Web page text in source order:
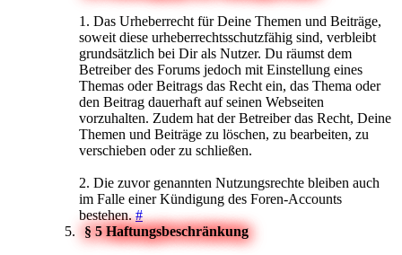
1. Das Urheberrecht für Deine Themen und Beiträge,
soweit diese urheberrechtsschutzfähig sind, verbleibt
grundsätzlich bei Dir als Nutzer. Du räumst dem
Betreiber des Forums jedoch mit Einstellung eines
Themas oder Beitrags das Recht ein, das Thema oder
den Beitrag dauerhaft auf seinen Webseiten
vorzuhalten. Zudem hat der Betreiber das Recht, Deine
Themen und Beiträge zu löschen, zu bearbeiten, zu
verschieben oder zu schließen.
2. Die zuvor genannten Nutzungsrechte bleiben auch
im Falle einer Kündigung des Foren-Accounts
bestehen.#
§ 5 Haftungsbeschränkung